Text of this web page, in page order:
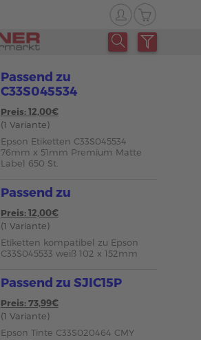
Passend zu
C33S045534
Preis: 12,00€
(1 Variante)
Epson Etiketten C33S045534
76mm x 51mm Premium Matte
Label 650 St.
Passend zu
Preis: 12,00€
(1 Variante)
Etiketten kompatibel zu Epson
C33S045533 weiß 102 x 152mm
Passend zu SJIC15P
Preis: 73,99€
(1 Variante)
Epson Tinte C33S020464 CMY